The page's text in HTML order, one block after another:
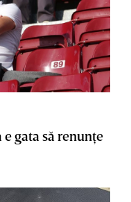
e gata să renunţe